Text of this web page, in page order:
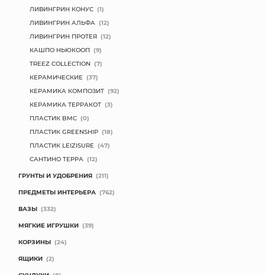
ЛИВИНГРИН КОНУС (1)
ЛИВИНГРИН АЛЬФА (12)
ЛИВИНГРИН ПРОТЕЯ (12)
КАШПО НЬЮКООП (9)
TREEZ COLLECTION (7)
КЕРАМИЧЕСКИЕ (37)
КЕРАМИКА КОМПОЗИТ (92)
КЕРАМИКА ТЕРРАКОТ (3)
ПЛАСТИК BMC (0)
ПЛАСТИК GREENSHIP (18)
ПЛАСТИК LEIZISURE (47)
САНТИНО ТЕРРА (12)
ГРУНТЫ И УДОБРЕНИЯ (211)
ПРЕДМЕТЫ ИНТЕРЬЕРА (762)
ВАЗЫ (332)
МЯГКИЕ ИГРУШКИ (39)
КОРЗИНЫ (24)
ЯЩИКИ (2)